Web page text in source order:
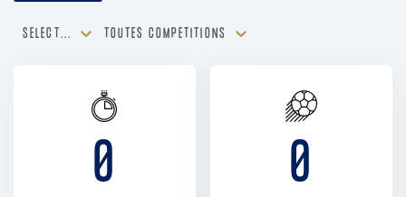
SELECT... TOUTES COMPÉTITIONS
0 0